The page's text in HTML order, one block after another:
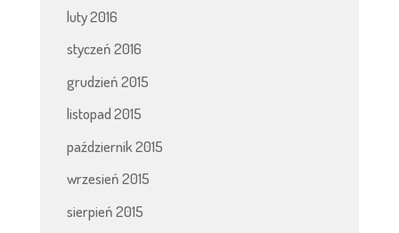
luty 2016
styczeń 2016
grudzień 2015
listopad 2015
październik 2015
wrzesień 2015
sierpień 2015